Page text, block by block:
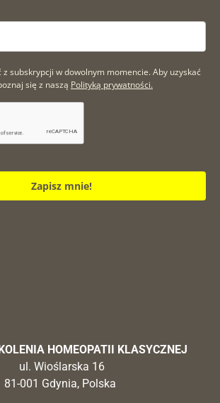
z subskrypcji w dowolnym momencie. Aby uzyskać
się z naszą Polityką prywatności.
Zapisz mnie!
HOMEOPATII KLASYCZNEJ
ul. Wioślarska 16
81-001 Gdynia, Polska